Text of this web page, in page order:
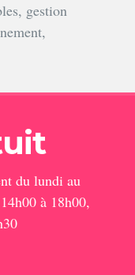
gestion
du lundi au
à 18h00,